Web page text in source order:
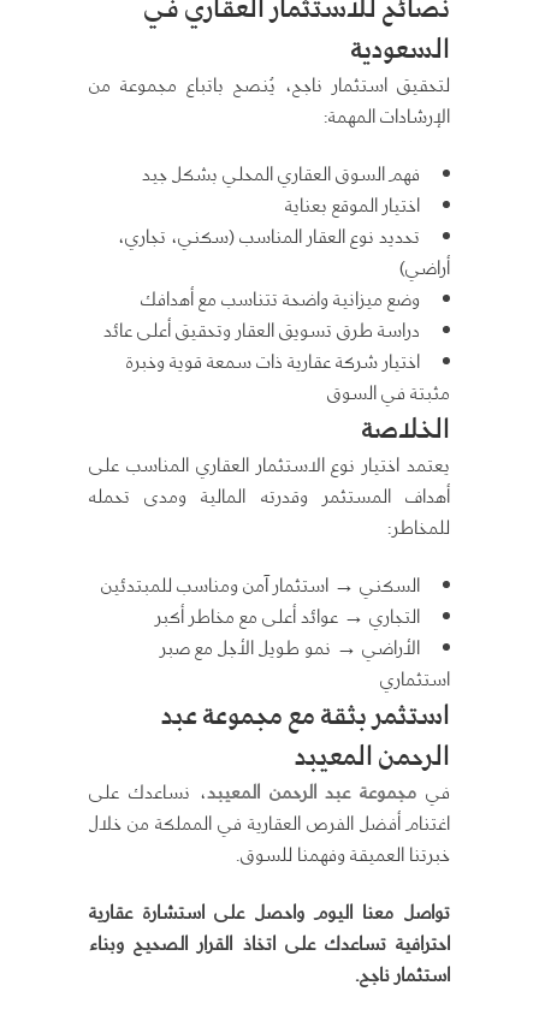
السعودية
لتحقيق استثمار ناجح، يُنصح باتباع مجموعة من
الإرشادات المهمة:
فهم السوق العقاري المحلي بشكل جيد
اختيار الموقع بعناية
تحديد نوع العقار المناسب (سكني، تجاري،
أراضي)
وضع ميزانية واضحة تتناسب مع أهدافك
دراسة طرق تسويق العقار وتحقيق أعلى عائد
اختيار شركة عقارية ذات سمعة قوية وخبرة
مثبتة في السوق
الخلاصة
يعتمد اختيار نوع الاستثمار العقاري المناسب على
أهداف المستثمر وقدرته المالية ومدى تحمله
للمخاطر:
السكني → استثمار آمن ومناسب للمبتدئين
التجاري → عوائد أعلى مع مخاطر أكبر
الأراضي → نمو طويل الأجل مع صبر
استثماري
استثمر بثقة مع مجموعة عبد
الرحمن المعيبد
في مجموعة عبد الرحمن المعيبد، نساعدك على
اغتنام أفضل الفرص العقارية في المملكة من خلال
خبرتنا العميقة وفهمنا للسوق.
تواصل معنا اليوم واحصل على استشارة عقارية
احترافية تساعدك على اتخاذ القرار الصحيح وبناء
استثمار ناجح.